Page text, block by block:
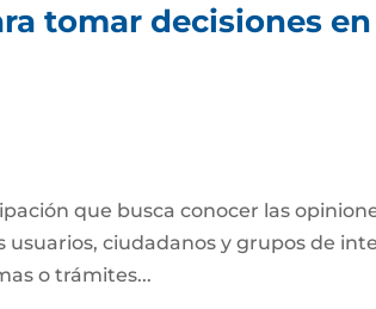
tomar decisiones en
que busca conocer las
ciudadanos y grupos de
o trámites...